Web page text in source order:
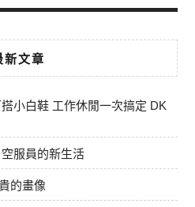
新文章
小白鞋 工作休閒一次搞定 DK
服員的新生活
的畫像